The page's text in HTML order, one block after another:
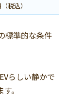
税込）
標準的な条件
らしい静かで
。